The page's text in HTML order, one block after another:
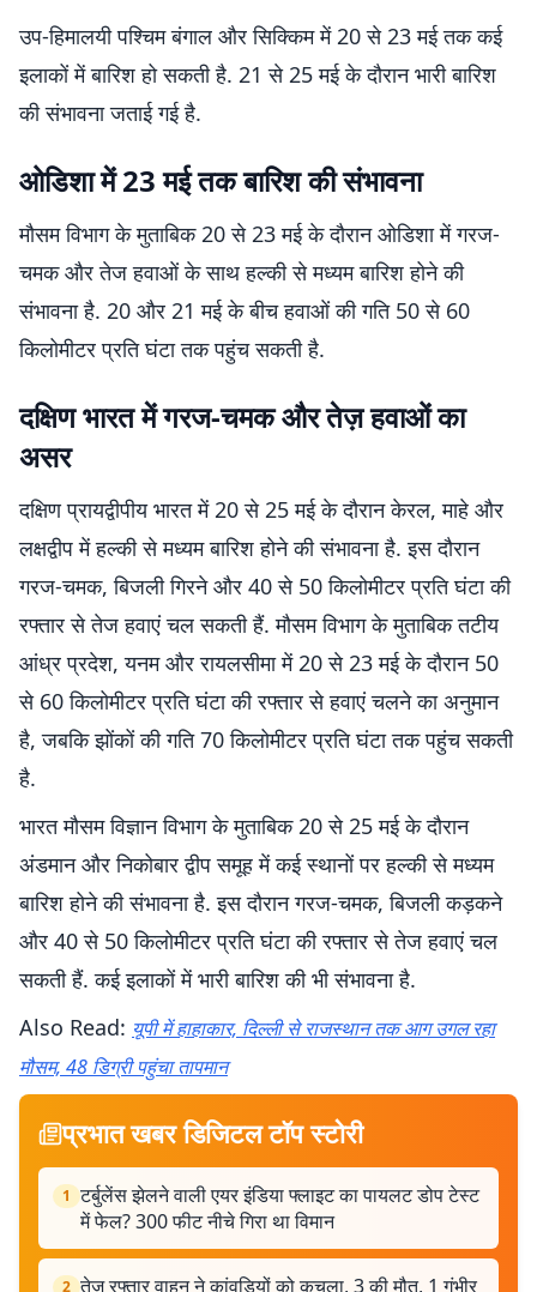
उप-हिमालयी पश्चिम बंगाल और सिक्किम में 20 से 23 मई तक कई
इलाकों में बारिश हो सकती है. 21 से 25 मई के दौरान भारी बारिश
की संभावना जताई गई है.
ओडिशा में 23 मई तक बारिश की संभावना
मौसम विभाग के मुताबिक 20 से 23 मई के दौरान ओडिशा में गरज-
चमक और तेज हवाओं के साथ हल्की से मध्यम बारिश होने की
संभावना है. 20 और 21 मई के बीच हवाओं की गति 50 से 60
किलोमीटर प्रति घंटा तक पहुंच सकती है.
दक्षिण भारत में गरज-चमक और तेज़ हवाओं का
असर
दक्षिण प्रायद्वीपीय भारत में 20 से 25 मई के दौरान केरल, माहे और
लक्षद्वीप में हल्की से मध्यम बारिश होने की संभावना है. इस दौरान
गरज-चमक, बिजली गिरने और 40 से 50 किलोमीटर प्रति घंटा की
रफ्तार से तेज हवाएं चल सकती हैं. मौसम विभाग के मुताबिक तटीय
आंध्र प्रदेश, यनम और रायलसीमा में 20 से 23 मई के दौरान 50
से 60 किलोमीटर प्रति घंटा की रफ्तार से हवाएं चलने का अनुमान
है, जबकि झोंकों की गति 70 किलोमीटर प्रति घंटा तक पहुंच सकती
है.
भारत मौसम विज्ञान विभाग के मुताबिक 20 से 25 मई के दौरान
अंडमान और निकोबार द्वीप समूह में कई स्थानों पर हल्की से मध्यम
बारिश होने की संभावना है. इस दौरान गरज-चमक, बिजली कड़कने
और 40 से 50 किलोमीटर प्रति घंटा की रफ्तार से तेज हवाएं चल
सकती हैं. कई इलाकों में भारी बारिश की भी संभावना है.
Also Read: यूपी में हाहाकार, दिल्ली से राजस्थान तक आग उगल रहा
मौसम, 48 डिग्री पहुंचा तापमान
प्रभात खबर डिजिटल टॉप स्टोरी
1 टर्बुलेंस झेलने वाली एयर इंडिया फ्लाइट का पायलट डोप टेस्ट
में फेल? 300 फीट नीचे गिरा था विमान
2 तेज रफ्तार वाहन ने कांवड़ियों को कुचला, 3 की मौत, 1 गंभीर